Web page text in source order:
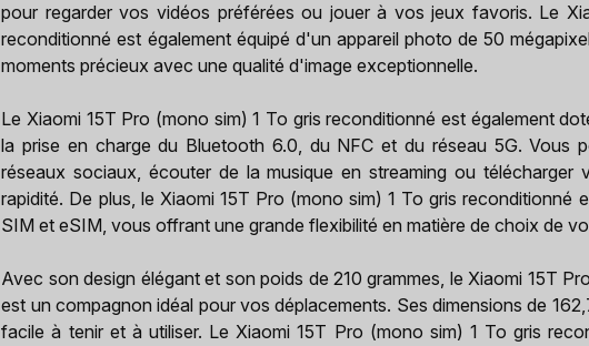
pour regarder vos vidéos préférées ou jouer à vos jeux favoris. Le
reconditionné est également équipé d'un appareil photo de 50
moments précieux avec une qualité d'image exceptionnelle.
Le Xiaomi 15T Pro (mono sim) 1 To gris reconditionné est également
la prise en charge du Bluetooth 6.0, du NFC et du réseau 5G. Vous
réseaux sociaux, écouter de la musique en streaming ou télécharger
rapidité. De plus, le Xiaomi 15T Pro (mono sim) 1 To gris reconditionné
SIM et eSIM, vous offrant une grande flexibilité en matière de choix de
Avec son design élégant et son poids de 210 grammes, le Xiaomi 15T
est un compagnon idéal pour vos déplacements. Ses dimensions de
facile à tenir et à utiliser. Le Xiaomi 15T Pro (mono sim) 1 To gris